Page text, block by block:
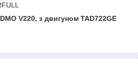
V220, з двигуном TAD722GE